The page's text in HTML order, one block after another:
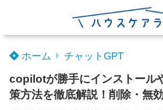
ホーム チャットGPT
copilotが勝手にインストール
策方法を徹底解説！削除・無